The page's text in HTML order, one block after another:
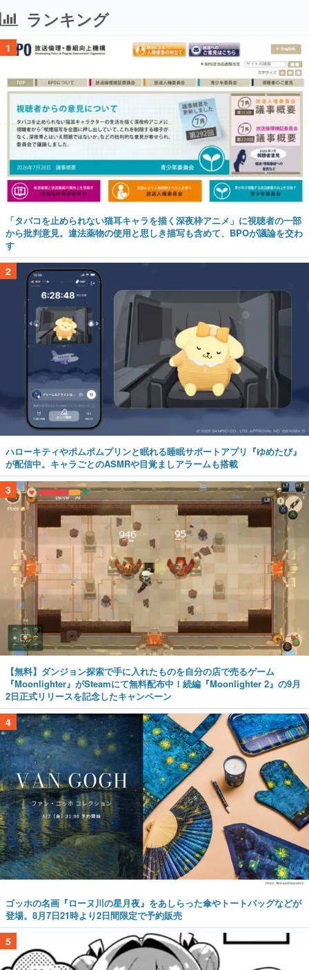
ランキング
1
「タバコを止められない猫耳キャラを描く深夜枠アニメ」に視聴者の一部
から批判意見。違法薬物の使用と思しき描写も含めて、BPOが議論を交わ
す
2
ハローキティやポムポムプリンと眠れる睡眠サポートアプリ『ゆめたび』
が配信中。キャラごとのASMRや目覚ましアラームも搭載
3
【無料】ダンジョン探索で手に入れたものを自分の店で売るゲーム
『Moonlighter』がSteamにて無料配布中！続編『Moonlighter 2』の9月
2日正式リリースを記念したキャンペーン
4
ゴッホの名画『ローヌ川の星月夜』をあしらった傘やトートバッグなどが
登場。8月7日21時より2日間限定で予約販売
5